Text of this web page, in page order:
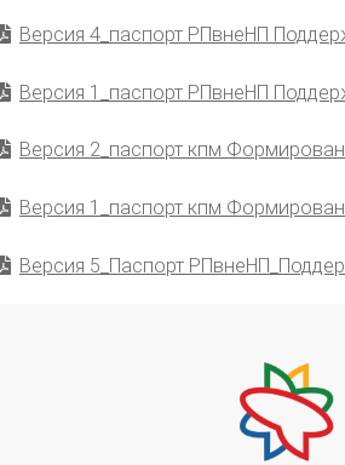
Версия 4_паспорт РПвнеНП
Версия 1_паспорт РПвнеНП
Версия 2_паспорт кпм
Версия 1_паспорт кпм
Версия 5_Паспорт